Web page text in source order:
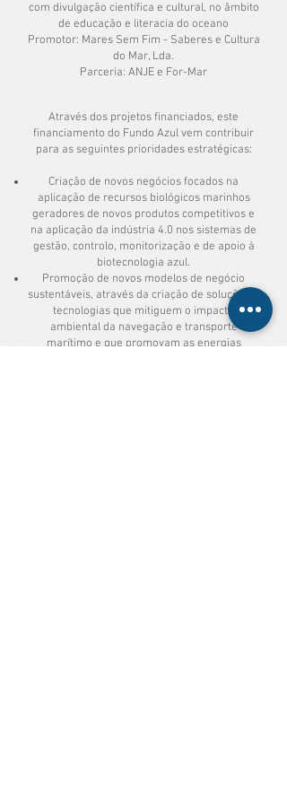
com divulgação científica e cultural, no âmbito
de educação e literacia do oceano
Promotor: Mares Sem Fim - Saberes e Cultura
do Mar, Lda.
Parceria: ANJE e For-Mar
Através dos projetos financiados, este
financiamento do Fundo Azul vem contribuir
para as seguintes prioridades estratégicas:
Criação de novos negócios focados na
aplicação de recursos biológicos marinhos
geradores de novos produtos competitivos e
na aplicação da indústria 4.0 nos sistemas de
gestão, controlo, monitorização e de apoio à
biotecnologia azul.
Promoção de novos modelos de negócio
sustentáveis, através da criação de soluções e
tecnologias que mitiguem o impacto
ambiental da navegação e transporte
marítimo e que promovam as energias